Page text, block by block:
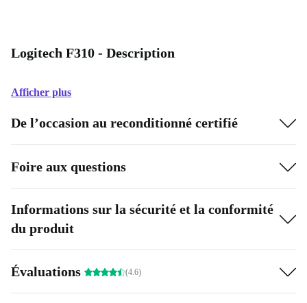
Logitech F310 - Description
Afficher plus
De l’occasion au reconditionné certifié
Foire aux questions
Informations sur la sécurité et la conformité
du produit
Évaluations (4.6)